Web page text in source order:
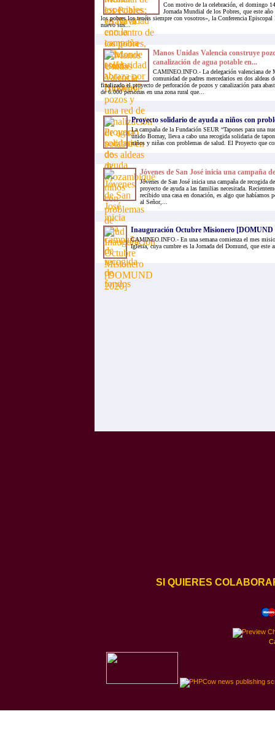
Con motivo de la celebración, el domingo
Jornada Mundial de los Pobres, que este
los pobres los tenéis siempre con vosotros», la Conferencia Episcopal
nuevo sus...
Manos Unidas Valencia construye
canalización de agua potable en...
CAMINEO.INFO.- La delegación valenciana de
comunidad de padres mercedarios en dos aldeas
finalizado el proyecto de perforación de pozos y canalización para
de 6.000 personas en una zona rural que...
Proyecto solidario de ayuda a niños con
La campaña de la Fundación SEUR “Tapones para una
unido Bornay, lleva a cabo una recogida solidaria de
niños y niñas con problemas de salud. El Proyecto que
Jóvenes de San José inicia una campaña
Jóvenes de San José inicia una campaña de recogida
proyecto de ayuda a las familias necesitada.
recibido una casa en donación, es algo que habíamos
al Señor,...
Inauguración Octubre Misionero [DOMUND
CAMINEO.INFO.- En una semana comienza el mes
Iglesia, cuya cumbre es la Jornada del Domund, que este
SI QUIERES